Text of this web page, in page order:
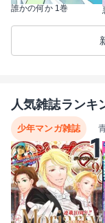
誰かの何か 1巻
人気雑誌ランキ
少年マンガ雑誌